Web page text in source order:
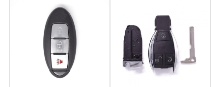
Automat do dorabiania kluczy
KEYDIY Inteligentny klucz